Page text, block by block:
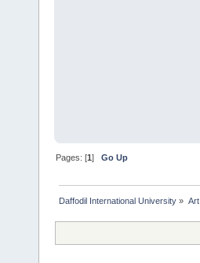
Pages: [1]Go Up
Daffodil International University »